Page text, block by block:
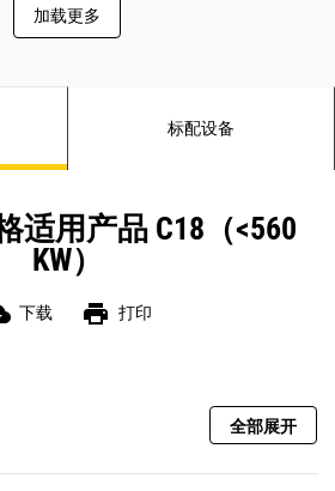
加载更多
标配设备
适用产品 C18（<560
KW）
下载 print 打印
全部展开